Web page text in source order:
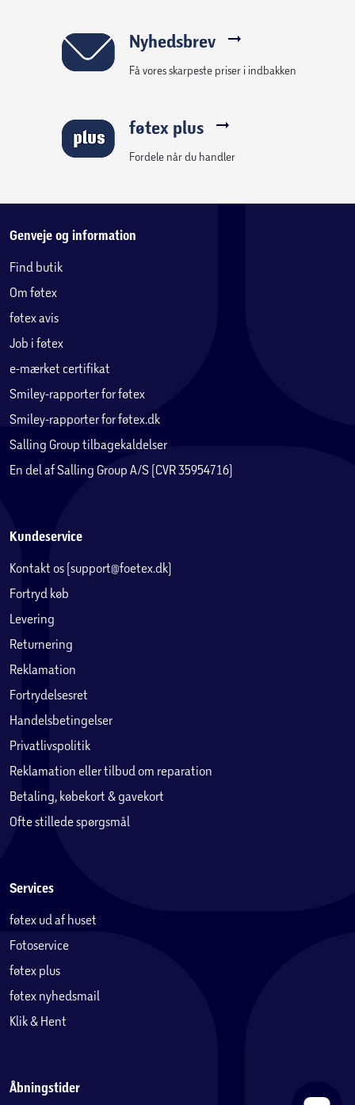
Nyhedsbrev
Få vores skarpeste priser i indbakken
føtex plus
Fordele når du handler
Genveje og information
Find butik
Om føtex
føtex avis
Job i føtex
e-mærket certifikat
Smiley-rapporter for føtex
Smiley-rapporter for føtex.dk
Salling Group tilbagekaldelser
En del af Salling Group A/S (CVR 35954716)
Kundeservice
Kontakt os (support@foetex.dk)
Fortryd køb
Levering
Returnering
Reklamation
Fortrydelsesret
Handelsbetingelser
Privatlivspolitik
Reklamation eller tilbud om reparation
Betaling, købekort & gavekort
Ofte stillede spørgsmål
Services
føtex ud af huset
Fotoservice
føtex plus
føtex nyhedsmail
Klik & Hent
Åbningstider